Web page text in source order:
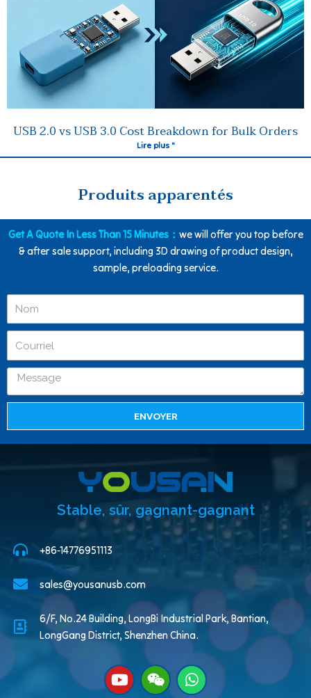
USB 2.0 vs USB 3.0 Cost Breakdown for Bulk Orders
Lire plus "
Produits apparentés
Get A Quote In Less Than 15 Minutes： we will offer you top before
& after sale support, including 3D drawing of product design,
sample, preloading service.
ENVOYER
Stable, sûr, gagnant-gagnant
+86-14776951113
sales@yousanusb.com
6/F, No.24 Building, LongBi Industrial Park, Bantian,
LongGang District, Shenzhen China.